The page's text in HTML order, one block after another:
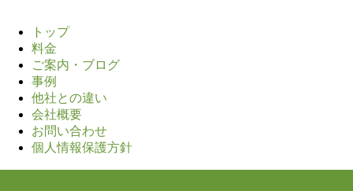
トップ
料金
ご案内・ブログ
事例
他社との違い
会社概要
お問い合わせ
個人情報保護方針